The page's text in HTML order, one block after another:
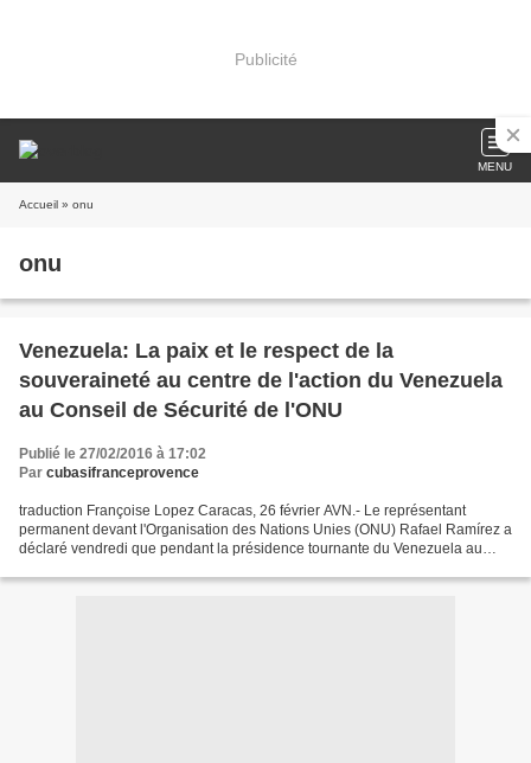
Publicité
MENU
Accueil » onu
onu
Venezuela: La paix et le respect de la
souveraineté au centre de l'action du Venezuela
au Conseil de Sécurité de l'ONU
Publié le 27/02/2016 à 17:02
Par cubasifranceprovence
traduction Françoise Lopez Caracas, 26 février AVN.- Le représentant
permanent devant l'Organisation des Nations Unies (ONU) Rafael Ramírez a
déclaré vendredi que pendant la présidence tournante du Venezuela au